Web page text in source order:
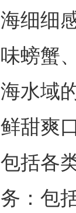
海细细
味螃蟹
海水域
鲜甜爽
包括各
务：包